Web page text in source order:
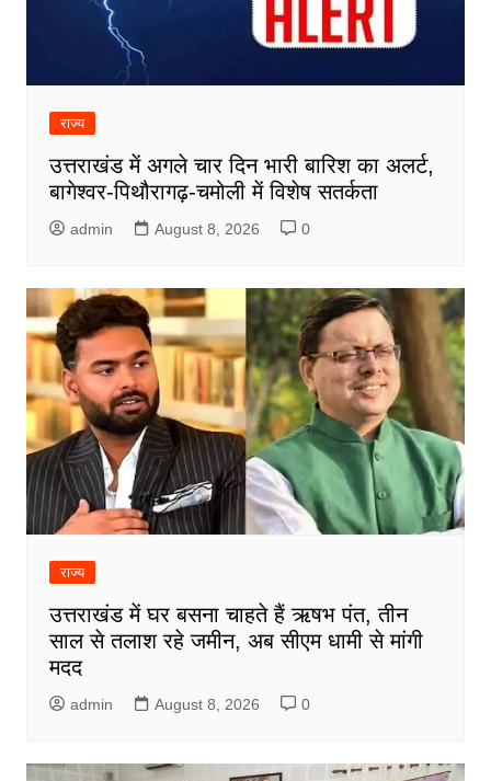
राज्य
उत्तराखंड में अगले चार दिन भारी बारिश का अलर्ट,
बागेश्वर-पिथौरागढ़-चमोली में विशेष सतर्कता
admin August 8, 2026 0
राज्य
उत्तराखंड में घर बसना चाहते हैं ऋषभ पंत, तीन
साल से तलाश रहे जमीन, अब सीएम धामी से मांगी
मदद
admin August 8, 2026 0